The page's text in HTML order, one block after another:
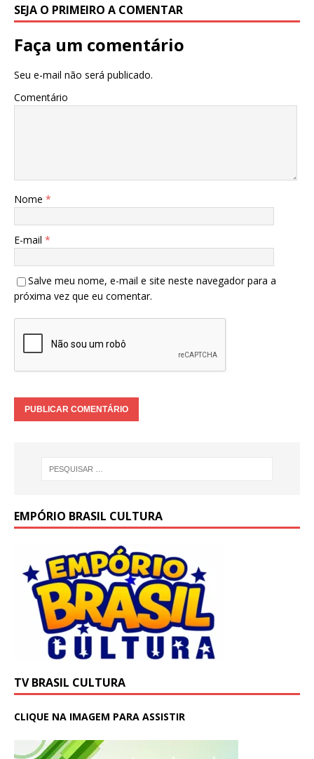
SEJA O PRIMEIRO A COMENTAR
Faça um comentário
Seu e-mail não será publicado.
Comentário
Nome *
E-mail *
Salve meu nome, e-mail e site neste navegador para a
próxima vez que eu comentar.
EMPÓRIO BRASIL CULTURA
TV BRASIL CULTURA
CLIQUE NA IMAGEM PARA ASSISTIR